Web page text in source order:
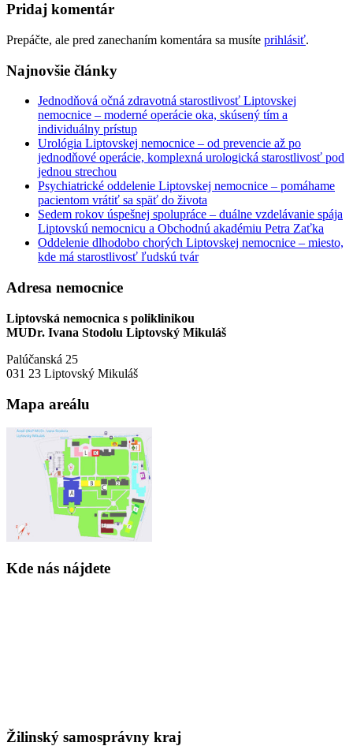
Pridaj komentár
Prepáčte, ale pred zanechaním komentára sa musíte prihlásiť.
Najnovšie články
Jednodňová očná zdravotná starostlivosť Liptovskej
nemocnice – moderné operácie oka, skúsený tím a
individuálny prístup
Urológia Liptovskej nemocnice – od prevencie až po
jednodňové operácie, komplexná urologická starostlivosť pod
jednou strechou
Psychiatrické oddelenie Liptovskej nemocnice – pomáhame
pacientom vrátiť sa späť do života
Sedem rokov úspešnej spolupráce – duálne vzdelávanie spája
Liptovskú nemocnicu a Obchodnú akadémiu Petra Zaťka
Oddelenie dlhodobo chorých Liptovskej nemocnice – miesto,
kde má starostlivosť ľudskú tvár
Adresa nemocnice
Liptovská nemocnica s poliklinikou
MUDr. Ivana Stodolu Liptovský Mikuláš
Palúčanská 25
031 23 Liptovský Mikuláš
Mapa areálu
Kde nás nájdete
Žilinský samosprávny kraj